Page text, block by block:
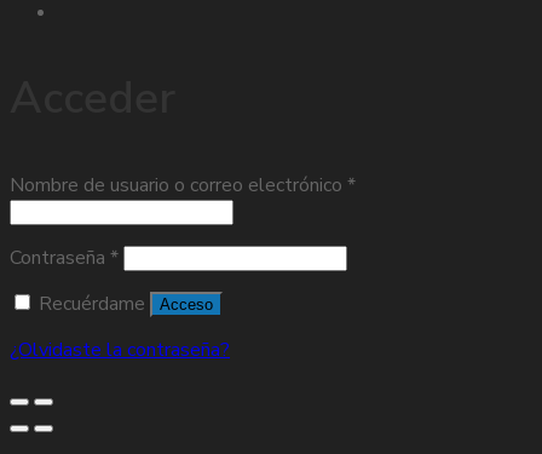
Nombre de usuario o correo electrónico *
Contraseña *
Recuérdame
Acceso
¿Olvidaste la contraseña?